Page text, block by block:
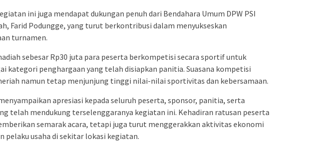
ini juga mendapat dukungan penuh dari Bendahara Umum DPW PSI
Farid Podungge, yang turut berkontribusi dalam menyukseskan
turnamen.
sebesar Rp30 juta para peserta berkompetisi secara sportif untuk
kategori penghargaan yang telah disiapkan panitia. Suasana kompetisi
namun tetap menjunjung tinggi nilai-nilai sportivitas dan kebersamaan.
apresiasi kepada seluruh peserta, sponsor, panitia, serta
telah mendukung terselenggaranya kegiatan ini. Kehadiran ratusan peserta
semarak acara, tetapi juga turut menggerakkan aktivitas ekonomi
pelaku usaha di sekitar lokasi kegiatan.